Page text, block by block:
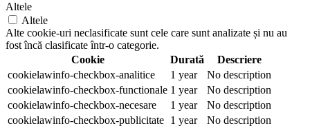
Altele
Altele
Alte cookie-uri neclasificate sunt cele care sunt analizate și nu au
fost încă clasificate într-o categorie.
Cookie
Durată
Descriere
cookielawinfo-checkbox-analitice
1 year
No description
cookielawinfo-checkbox-functionale 1 year
No description
cookielawinfo-checkbox-necesare
1 year
No description
cookielawinfo-checkbox-publicitate 1 year
No description